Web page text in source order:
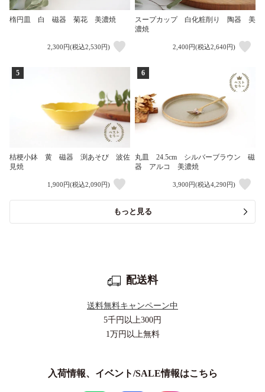
楕円皿 白 磁器 菊花 美濃焼
2,300円(税込2,530円)
スープカップ 白化粧削り 陶器 美
濃焼
2,400円(税込2,640円)
5
桔梗小鉢 黄 磁器 渕あそび 波佐
見焼
1,900円(税込2,090円)
6
丸皿 24.5cm シルバーブラウン 磁
器 アルコ 美濃焼
3,900円(税込4,290円)
もっと見る
配送料
送料無料キャンペーン中
5千円以上300円
1万円以上無料
入荷情報、イベント/SALE情報はこちら